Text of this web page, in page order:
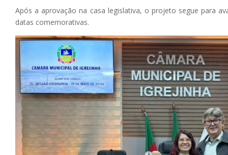
Após a aprovação na casa legislativa, o projeto segue para
datas comemorativas.